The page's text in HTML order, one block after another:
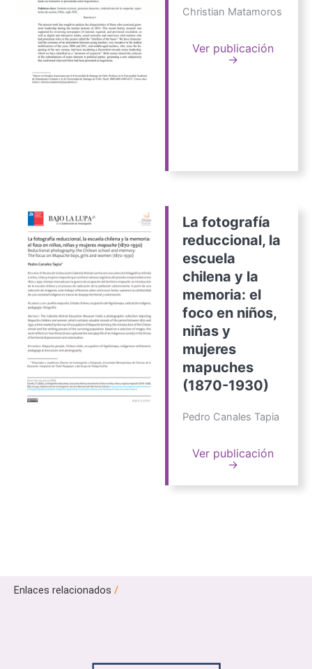
Christian Matamoros
Ver publicación
→
La fotografía
reduccional, la
escuela
chilena y la
memoria: el
foco en niños,
niñas y
mujeres
mapuches
(1870-1930)
Pedro Canales Tapia
Ver publicación
→
Enlaces relacionados /